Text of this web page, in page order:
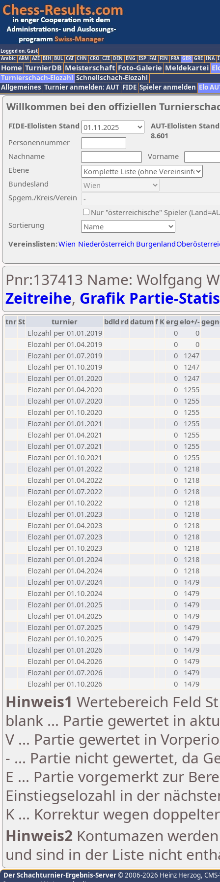
Logged on: Gast
Arabic ARM AZE BIH BUL CAT CHN CRO CZE DEN ENG ESP FAI FIN FRA GER GRE INA
Home TurnierDB Meisterschaft Foto-Galerie Meldekartei
Turnierschach-Elozahl Schnellschach-Elozahl
Allgemeines Turnier anmelden: AUT FIDE Spieler anmelden Elo
Willkommen bei den offiziellen
Nachname
Vorname
Ebene
Sortierung
Personennummer
Bundesland
Spgem./Kreis/Verein
Nur "österreichische" Spieler
Vereinslisten:Wien Niederösterreich Burgenland
AUT-Elolisten
8.601
FIDE-Elolisten Stand
Pnr:137413 Name: Wolfgang
Zeitreihe, Grafik Partie-
tnrSt turnier bdld rd datumf Kerg elo+/-
Elozahl per 01.01.2019
0
0
Elozahl per 01.04.2019
0
0
Elozahl per 01.07.2019
0
1247
Elozahl per 01.10.2019
0
1247
Elozahl per 01.01.2020
0
1247
Elozahl per 01.04.2020
0
1255
Elozahl per 01.07.2020
0
1255
Elozahl per 01.10.2020
0
1255
Elozahl per 01.01.2021
0
1255
Elozahl per 01.04.2021
0
1255
Elozahl per 01.07.2021
0
1255
Elozahl per 01.10.2021
0
1255
Elozahl per 01.01.2022
0
1218
Elozahl per 01.04.2022
0
1218
Elozahl per 01.07.2022
0
1218
Elozahl per 01.10.2022
0
1218
Elozahl per 01.01.2023
0
1218
Elozahl per 01.04.2023
0
1218
Elozahl per 01.07.2023
0
1218
Elozahl per 01.10.2023
0
1218
Elozahl per 01.01.2024
0
1218
Elozahl per 01.04.2024
0
1218
Elozahl per 01.07.2024
0
1479
Elozahl per 01.10.2024
0
1479
Elozahl per 01.01.2025
0
1479
Elozahl per 01.04.2025
0
1479
Elozahl per 01.07.2025
0
1479
Elozahl per 01.10.2025
0
1479
Elozahl per 01.01.2026
0
1479
Elozahl per 01.04.2026
0
1479
Elozahl per 01.07.2026
0
1479
Elozahl per 01.10.2026
0 1479
Hinweis1 Wertebereich Feld
blank ... Partie gewertet in
V ... Partie gewertet in
- ... Partie nicht gewertet, da
E ... Partie vorgemerkt zur
Einstiegselozahl in der
K ... Korrektur wegen
Hinweis2 Kontumazen
und sind in der Liste nicht
Der Schachturnier-Ergebnis-Server© 2006-2026 Heinz Herzog,